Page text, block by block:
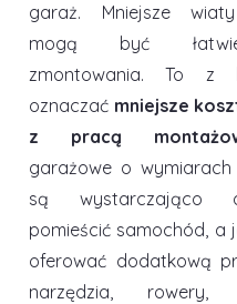
garaż. Mniejsze
mogą być
zmontowania. To z
oznaczać mniejsze
z pracą
garażowe o
są wystarczająco
pomieścić samochód, a
oferować dodatkową
narzędzia,